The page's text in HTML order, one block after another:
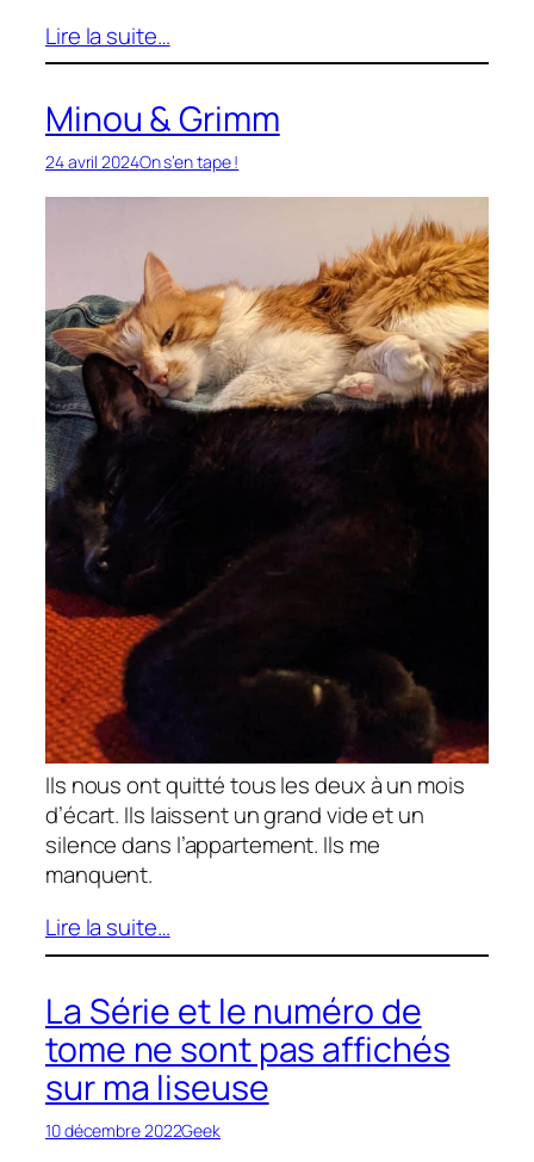
Lire la suite…
Minou & Grimm
24 avril 2024On s’en tape !
Ils nous ont quitté tous les deux à un mois
d’écart. Ils laissent un grand vide et un
silence dans l’appartement. Ils me
manquent.
Lire la suite…
La Série et le numéro de
tome ne sont pas affichés
sur ma liseuse
10 décembre 2022Geek